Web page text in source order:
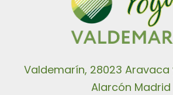
Valdemarín, 28023 Aravaca
Alarcón Madrid